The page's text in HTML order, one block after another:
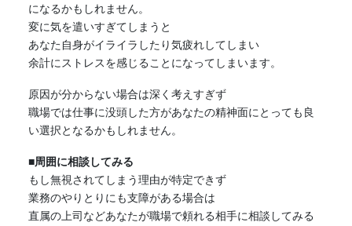
になるかもしれません。
変に気を遣いすぎてしまうと
あなた自身がイライラしたり気疲れしてしまい
余計にストレスを感じることになってしまいます。
原因が分からない場合は深く考えすぎず
職場では仕事に没頭した方があなたの精神面にとっても良
い選択となるかもしれません。
■周囲に相談してみる
もし無視されてしまう理由が特定できず
業務のやりとりにも支障がある場合は
直属の上司などあなたが職場で頼れる相手に相談してみる